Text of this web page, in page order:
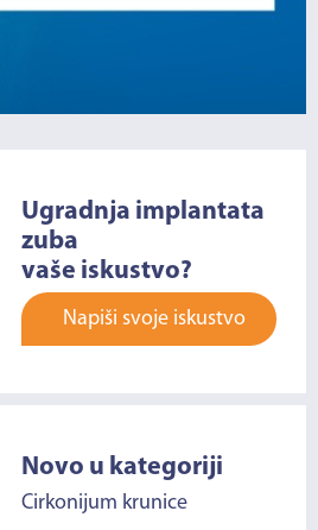
Ugradnja implantata
zuba
vaše iskustvo?
Napiši svoje iskustvo
Novo u kategoriji
Cirkonijum krunice